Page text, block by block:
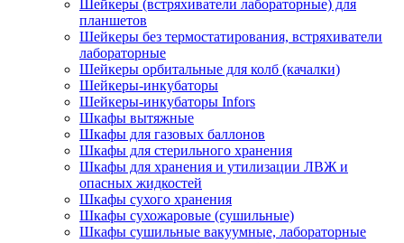
Шейкеры (встряхиватели лабораторные) для
планшетов
Шейкеры без термостатирования, встряхиватели
лабораторные
Шейкеры орбитальные для колб (качалки)
Шейкеры-инкубаторы
Шейкеры-инкубаторы Infors
Шкафы вытяжные
Шкафы для газовых баллонов
Шкафы для стерильного хранения
Шкафы для хранения и утилизации ЛВЖ и
опасных жидкостей
Шкафы сухого хранения
Шкафы сухожаровые (сушильные)
Шкафы сушильные вакуумные, лабораторные